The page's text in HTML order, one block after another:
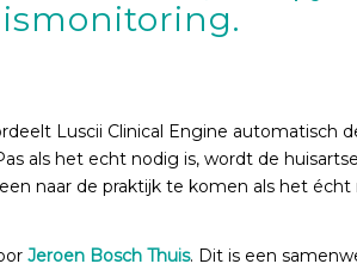
Luscii Clinical Engine automatisch
als het echt nodig is, wordt de
naar de praktijk te komen als het écht
Jeroen Bosch Thuis. Dit is een